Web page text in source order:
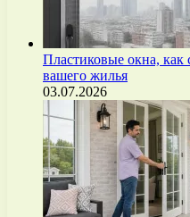
Пластиковые окна, как
вашего жилья
03.07.2026